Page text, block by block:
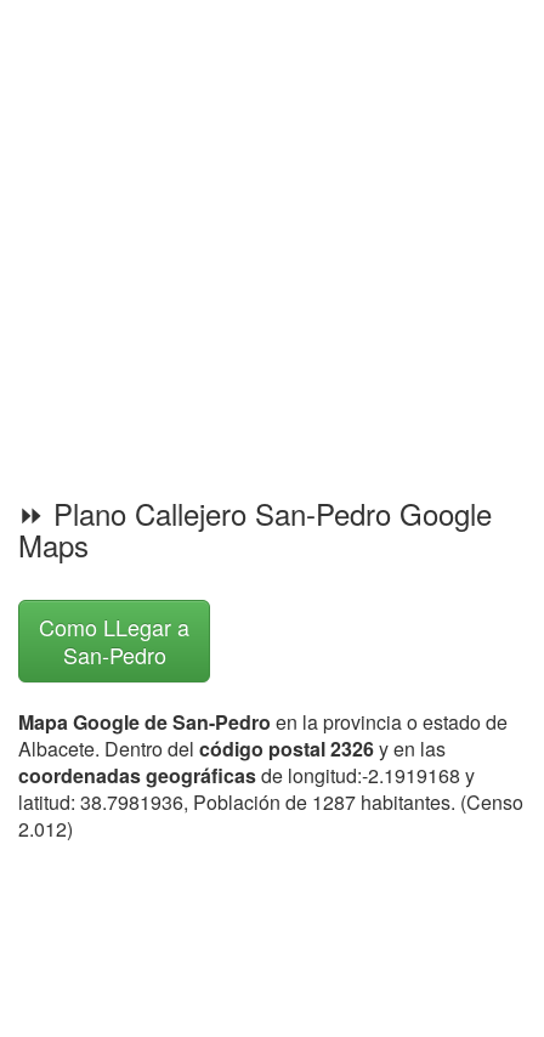
⏩ Plano Callejero San-Pedro Google
Maps
Como LLegar a
San-Pedro
Mapa Google de San-Pedro en la provincia o estado de
Albacete. Dentro del código postal 2326y en las
coordenadas geográficasde longitud:-2.1919168 y
latitud: 38.7981936, Población de 1287 habitantes. (Censo
2.012)